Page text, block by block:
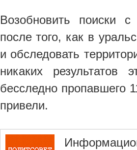
Возобновить поиски
после того, как в
и обследовать
никаких
бесследно пропавшего
привели.